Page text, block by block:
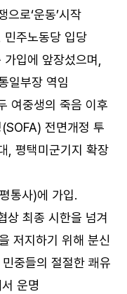
로‘운동’시작
주노동당 입당
입에 앞장섰으며,
일부장 역임
여중생의 죽음 이후
전면개정 투
, 평택미군기지 확장
통사)에 가입.
최종 시한을 넘겨
저지하기 위해 분신
중들의 절절한 쾌유
운명